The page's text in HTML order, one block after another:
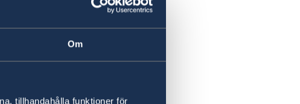
Om
tillhandahålla funktioner för